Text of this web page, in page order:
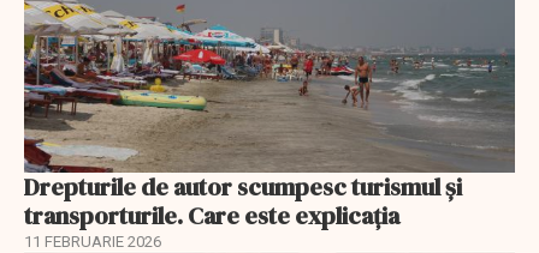
Drepturile de autor scumpesc turismul și
transporturile. Care este explicația
11 FEBRUARIE 2026